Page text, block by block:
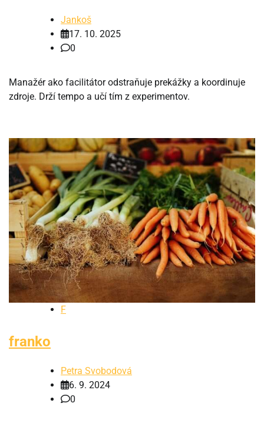
Jankoš
17. 10. 2025
0
Manažér ako facilitátor odstraňuje prekážky a koordinuje
zdroje. Drží tempo a učí tím z experimentov.
F
franko
Petra Svobodová
6. 9. 2024
0